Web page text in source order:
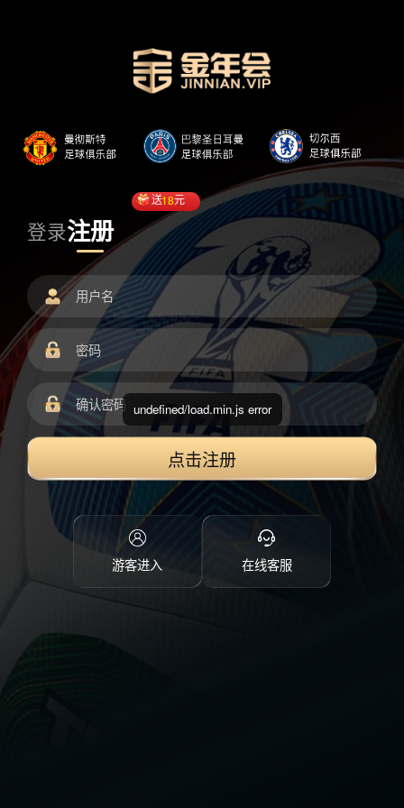
登录注册
送18元
点击注册
游客进入 在线客服
undefined/load.min.js error